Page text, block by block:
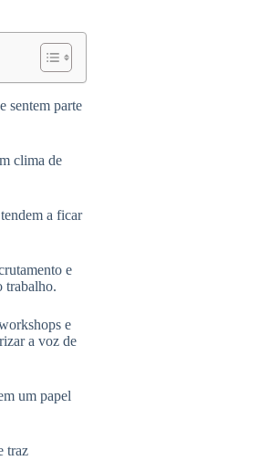
sentem parte
clima de
a ficar
e
trabalho.
e
a voz de
um papel
traz